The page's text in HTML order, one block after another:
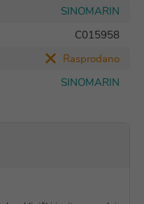
SINOMARIN
C015958
Rasprodano
SINOMARIN